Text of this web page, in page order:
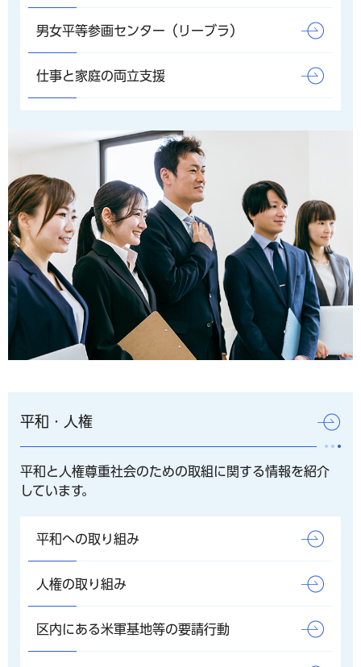
男女平等参画センター（リーブラ）
仕事と家庭の両立支援
平和・人権
平和と人権尊重社会のための取組に関する情報を紹介
しています。
平和への取り組み
人権の取り組み
区内にある米軍基地等の要請行動